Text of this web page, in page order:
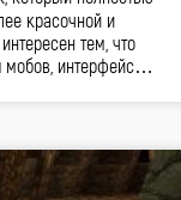
красочной и
тем, что
мобов, интерфейс…